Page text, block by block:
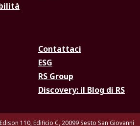
Contattaci
ESG
RS Group
Discovery: il Blog di RS
110, Edificio C, 20099 Sesto San Giovanni